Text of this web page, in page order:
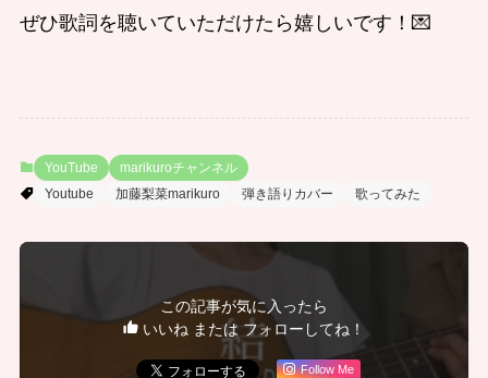
ぜひ歌詞を聴いていただけたら嬉しいです！💌
YouTube
marikuroチャンネル
Youtube
加藤梨菜marikuro 弾き語りカバー 歌ってみた
この記事が気に入ったら
いいね または フォローしてね！
Follow Me